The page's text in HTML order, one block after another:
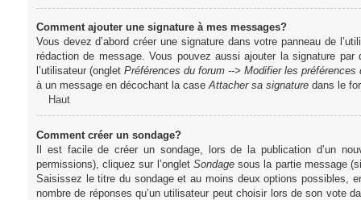
Comment ajouter une signature à mes messages?
Vous devez d’abord créer une signature dans votre panneau de
rédaction de message. Vous pouvez aussi ajouter la signature
l’utilisateur (onglet Préférences du forum --> Modifier les préférences
à un message en décochant la caseAttacher sa signaturedans le
Haut
Comment créer un sondage?
Il est facile de créer un sondage, lors de la publication d’un
permissions), cliquez sur l’onglet Sondagesous la partie message
Saisissez le titre du sondage et au moins deux options possibles,
nombre de réponses qu’un utilisateur peut choisir lors de son vote